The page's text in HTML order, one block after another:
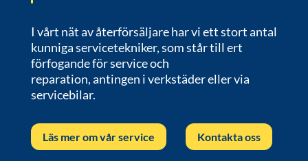
I vårt nät av återförsäljare har vi ett stort antal
kunniga servicetekniker, som står till ert
förfogande för service och
reparation, antingen i verkstäder eller via
servicebilar.
Läs mer om vår service Kontakta oss